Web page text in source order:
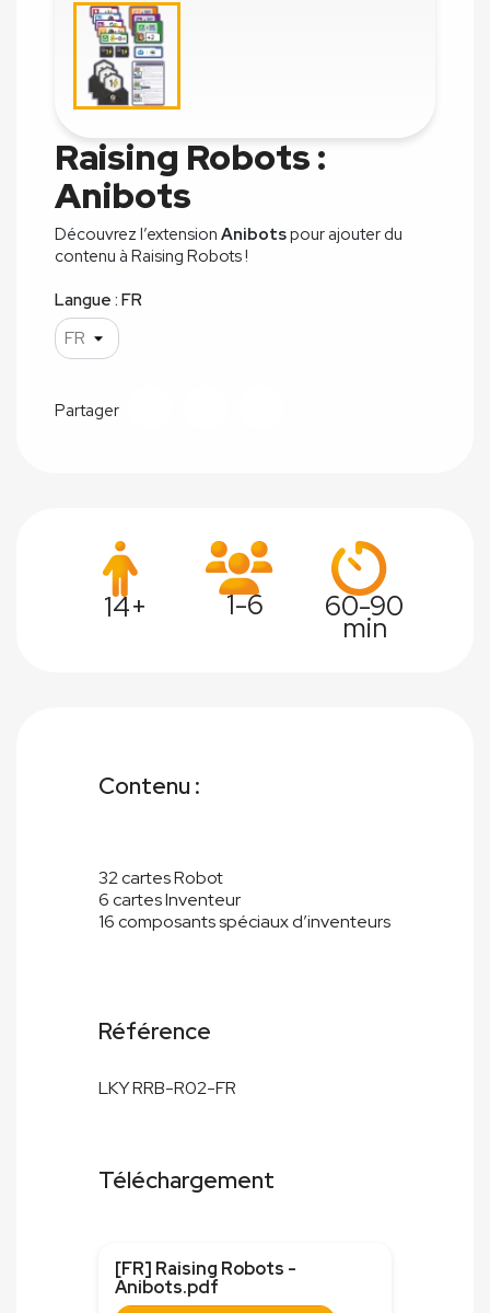
Raising Robots :
Anibots
Découvrez l’extension Anibotspour ajouter du
contenu à Raising Robots !
Langue : FR
Partager
14+ 1-6 60-90
min
Contenu :
32 cartes Robot
6 cartes Inventeur
16 composants spéciaux d’inventeurs
Référence
LKY RRB-R02-FR
Téléchargement
[FR] Raising Robots -
Anibots.pdf